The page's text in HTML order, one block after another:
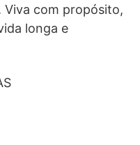
com propósito,
longa e